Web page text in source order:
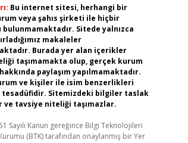
Bu internet sitesi, herhangi bir
veya şahıs şirketi ile hiçbir
bulunmamaktadır. Sitede yalnızca
makaleler
Burada yer alan içerikler
taşımamakta olup, gerçek kurum
paylaşım yapılmamaktadır.
ve kişiler ile isim benzerlikleri
tesadüfidir. Sitemizdeki bilgiler taslak
ve tavsiye niteliği taşımazlar.
Sayılı Kanun gereğince Bilgi Teknolojileri
(BTK) tarafından onaylanmış bir Yer